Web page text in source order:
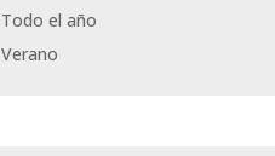
Todo el año
Verano